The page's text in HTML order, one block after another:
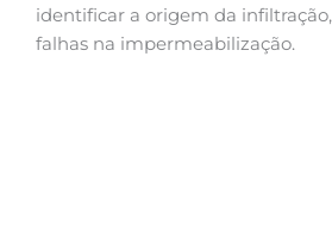
identificar a origem da
falhas na impermeabilização.